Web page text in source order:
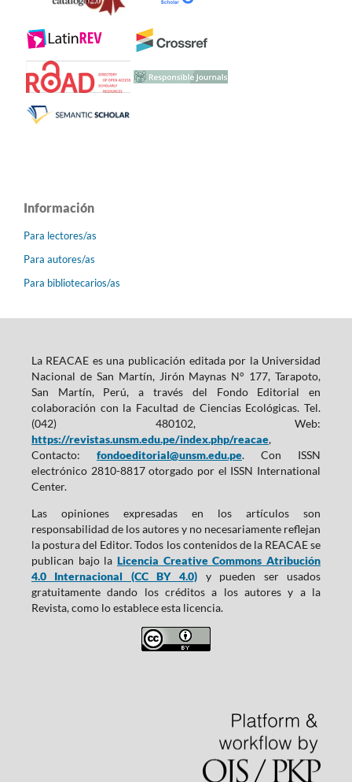
Información
Para lectores/as
Para autores/as
Para bibliotecarios/as
La REACAE es una publicación editada por la Universidad
Nacional de San Martín, Jirón Maynas N° 177, Tarapoto,
San Martín, Perú, a través del Fondo Editorial en
colaboración con la Facultad de Ciencias Ecológicas. Tel.
(042) 480102, Web:
https://revistas.unsm.edu.pe/index.php/reacae,
Contacto: fondoeditorial@unsm.edu.pe. Con ISSN
electrónico 2810-8817 otorgado por el ISSN International
Center.
Las opiniones expresadas en los artículos son
responsabilidad de los autores y no necesariamente reflejan
la postura del Editor. Todos los contenidos de la REACAE se
publican bajo la Licencia Creative Commons Atribución
4.0 Internacional (CC BY 4.0) y pueden ser usados
gratuitamente dando los créditos a los autores y a la
Revista, como lo establece esta licencia.